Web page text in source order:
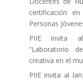
certificación
Personas
PIIE invita
“Laboratorio
creativa en el
PIIE invita al